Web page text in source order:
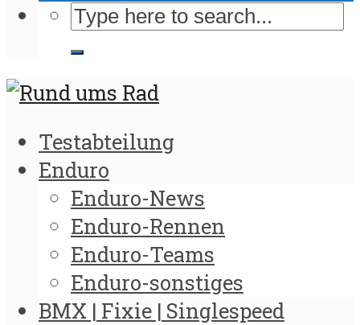
Testabteilung
Enduro
Enduro-News
Enduro-Rennen
Enduro-Teams
Enduro-sonstiges
BMX | Fixie | Singlespeed